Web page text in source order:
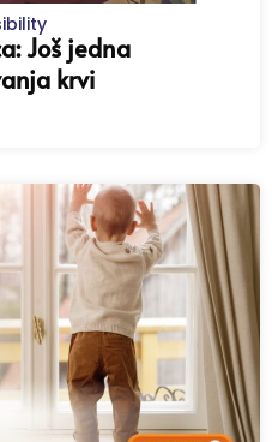
Još jedna
krvi